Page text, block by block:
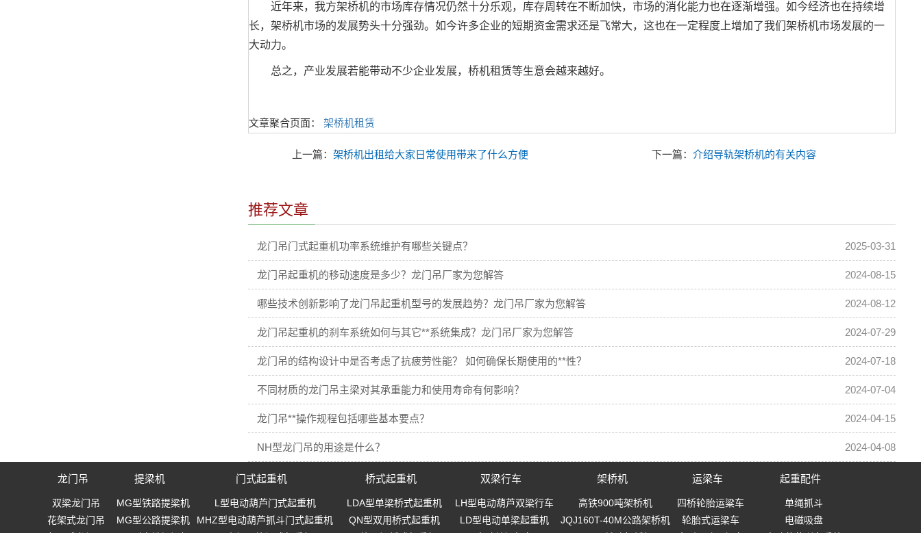
近年来，我方架桥机的市场库存情况仍然十分乐观，库存周转在不断加快，市场的消化能力也在逐渐增强。如今经济也在持续增
长，架桥机市场的发展势头十分强劲。如今许多企业的短期资金需求还是飞常大，这也在一定程度上增加了我们架桥机市场发展的一
大动力。
总之，产业发展若能带动不少企业发展，桥机租赁等生意会越来越好。
文章聚合页面： 架桥机租赁
上一篇： 架桥机出租给大家日常使用带来了什么方便 下一篇： 介绍导轨架桥机的有关内容
推荐文章
龙门吊门式起重机功率系统维护有哪些关键点？ 2025-03-31
龙门吊起重机的移动速度是多少？龙门吊厂家为您解答 2024-08-15
哪些技术创新影响了龙门吊起重机型号的发展趋势？龙门吊厂家为您解答 2024-08-12
龙门吊起重机的刹车系统如何与其它**系统集成？龙门吊厂家为您解答 2024-07-29
龙门吊的结构设计中是否考虑了抗疲劳性能？ 如何确保长期使用的**性？ 2024-07-18
不同材质的龙门吊主梁对其承重能力和使用寿命有何影响？ 2024-07-04
龙门吊**操作规程包括哪些基本要点？ 2024-04-15
NH型龙门吊的用途是什么？ 2024-04-08
龙门吊
双梁龙门吊
花架式龙门吊
提梁机
MG型铁路提梁机
MG型公路提梁机
门式起重机
L型电动葫芦门式起重机
MHZ型电动葫芦抓斗门式起重机
桥式起重机
LDA型单梁桥式起重机
QN型双用桥式起重机
双梁行车
LH型电动葫芦双梁行车
LD型电动单梁起重机
架桥机
高铁900吨架桥机
JQJ160T-40M公路架桥机
运梁车
四桥轮胎运粱车
轮胎式运梁车
起重配件
单绳抓斗
电磁吸盘